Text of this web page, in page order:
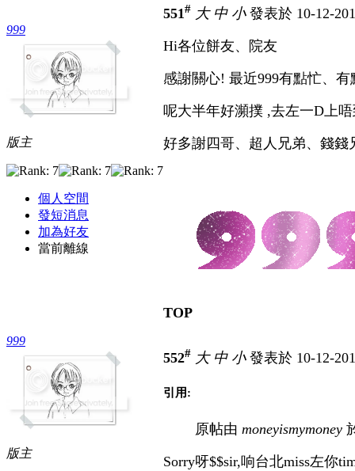
999
版主
個人空間
發短消息
加為好友
當前離線
551# 大 中 小發表於 10-12-
Hi各位餅友、院友
感謝關心! 最近999有點忙、
呢大半年好瀕撲 ,去左一D上
好多謝四哥、超人兄弟、錢
TOP
999
版主
552# 大 中 小發表於 10-12-
引用:
原帖由 moneyismymoney
Sorry呀$$sir,响台北miss左你